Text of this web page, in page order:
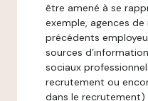
être amené à se
exemple, agences
précédents
sources
sociaux
recrutement ou
dans le recrutement)